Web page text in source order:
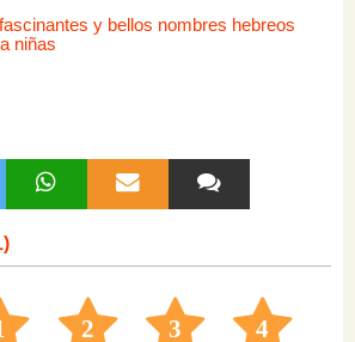
y bellos nombres hebreos
niñas
2 3 4